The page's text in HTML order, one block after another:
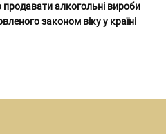
продавати алкогольні вироби
законом віку у країні